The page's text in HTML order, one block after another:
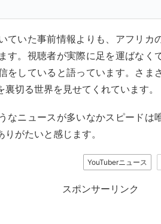
ていた事前情報よりも、アフリカ
す。視聴者が実際に足を運ばなく
をしていると語っています。さま
切る世界を見せてくれています。
なニュースが多いなかスピードは
がたいと感じます。
YouTuberニュース
スポンサーリンク